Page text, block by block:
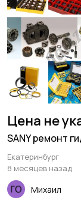
Цена не
SANY ремонт
Екатеринбург
8 месяцев назад
Михаил